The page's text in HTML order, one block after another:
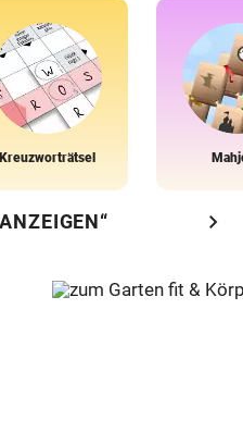
Kreuzworträtsel
chevron_right